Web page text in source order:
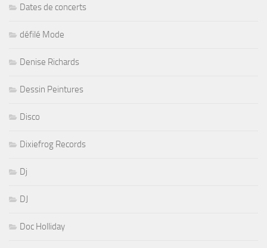
Dates de concerts
défilé Mode
Denise Richards
Dessin Peintures
Disco
Dixiefrog Records
Dj
DJ
Doc Holliday